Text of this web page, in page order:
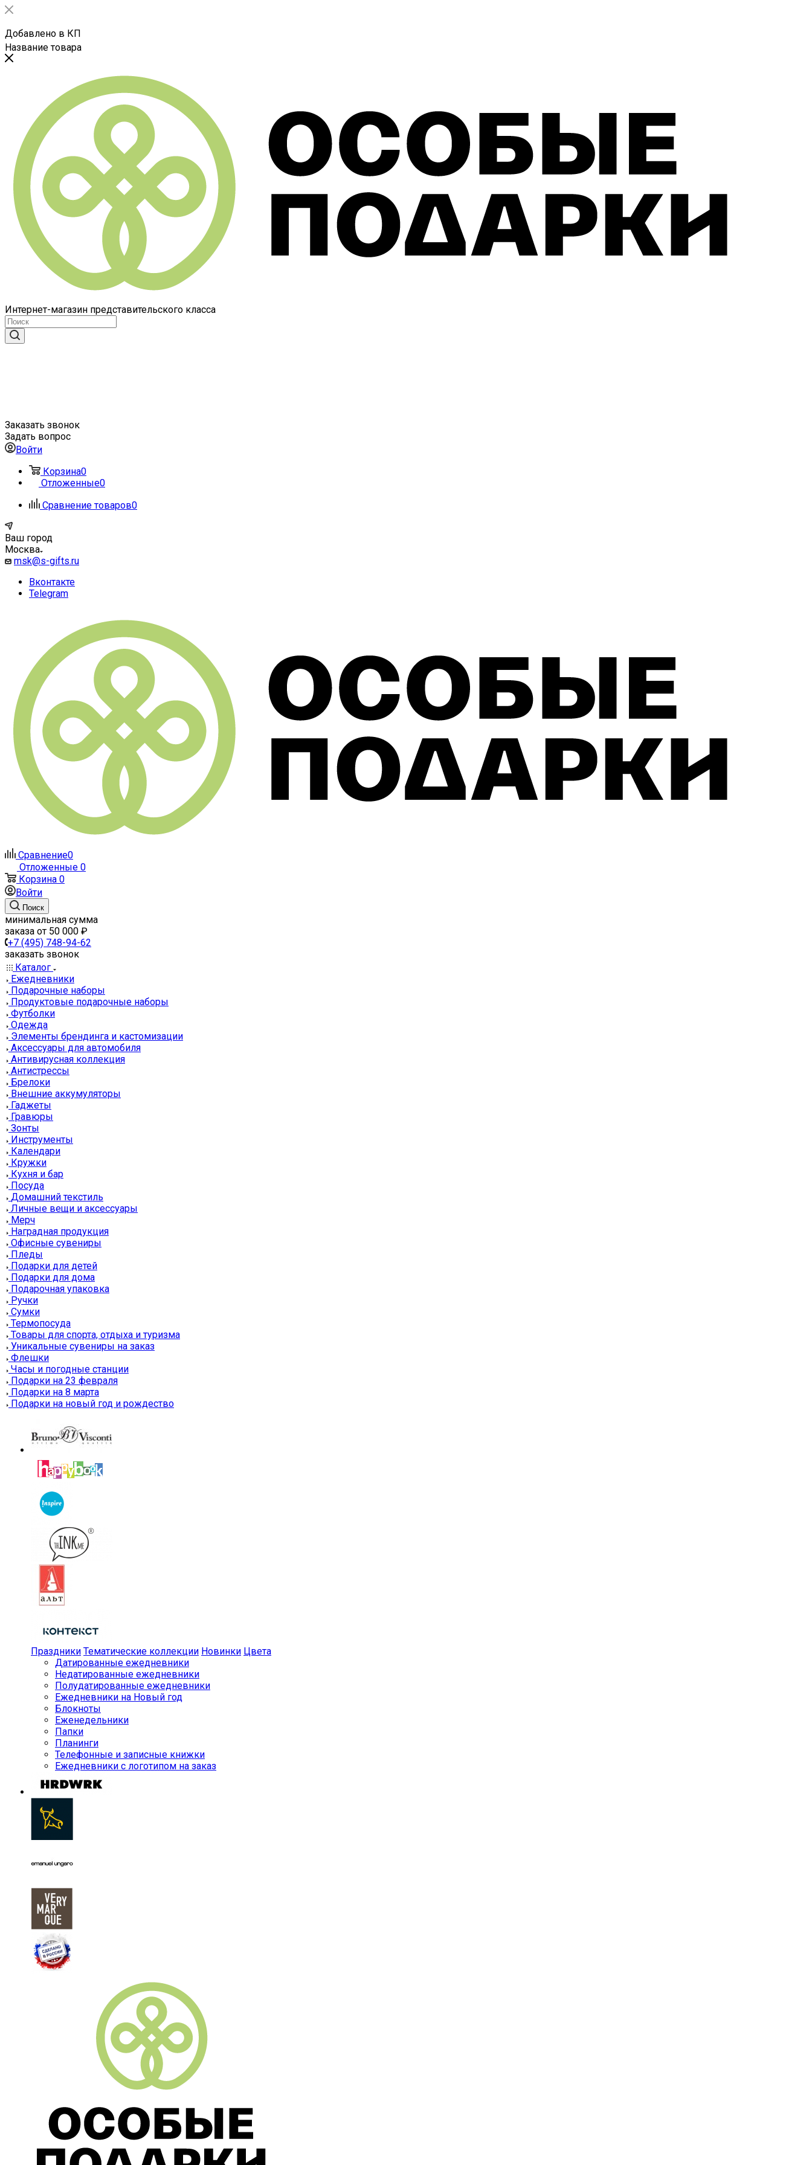
Добавлено в КП
Название товара
Интернет-магазин представительского класса
Заказать звонок
Задать вопрос
Войти
Корзина0
Отложенные0
Сравнение товаров0
Ваш город
Москва
msk@s-gifts.ru
Вконтакте
Telegram
Сравнение0
Отложенные 0
Корзина 0
Войти
Поиск
минимальная сумма
заказа от 50 000 ₽
+7 (495) 748-94-62
заказать звонок
Каталог
Ежедневники
Подарочные наборы
Продуктовые подарочные наборы
Футболки
Одежда
Элементы брендинга и кастомизации
Аксессуары для автомобиля
Антивирусная коллекция
Антистрессы
Брелоки
Внешние аккумуляторы
Гаджеты
Гравюры
Зонты
Инструменты
Календари
Кружки
Кухня и бар
Посуда
Домашний текстиль
Личные вещи и аксессуары
Мерч
Наградная продукция
Офисные сувениры
Пледы
Подарки для детей
Подарки для дома
Подарочная упаковка
Ручки
Сумки
Термопосуда
Товары для спорта, отдыха и туризма
Уникальные сувениры на заказ
Флешки
Часы и погодные станции
Подарки на 23 февраля
Подарки на 8 марта
Подарки на новый год и рождество
Праздники Тематические коллекции Новинки Цвета
Датированные ежедневники
Недатированные ежедневники
Полудатированные ежедневники
Ежедневники на Новый год
Блокноты
Еженедельники
Папки
Планинги
Телефонные и записные книжки
Ежедневники с логотипом на заказ